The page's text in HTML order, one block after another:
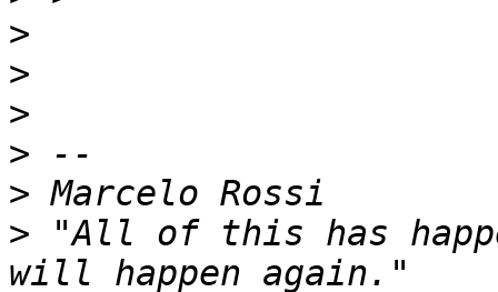
>
>
>
>
>
> "All of this has